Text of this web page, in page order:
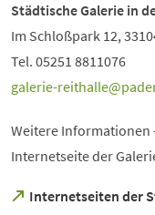
Städtische Galerie in
Im Schloßpark 12,
Tel. 05251 8811076
galerie-reithalle
Weitere Informationen
Internetseite der
Internetseiten der
(Öffnet